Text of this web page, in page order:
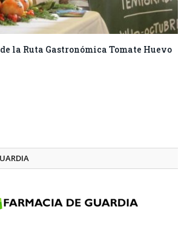
la Ruta Gastronómica Tomate Huevo